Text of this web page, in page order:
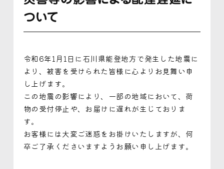
ついて
令和6年1月1日に石川県能登地方で発生した地震に
より、被害を受けられた皆様に心よりお見舞い申
し上げます。
この地震の影響により、一部の地域において、荷
物の受付停止や、お届けに遅れが生じておりま
す。
お客様には大変ご迷惑をお掛けいたしますが、何
卒ご了承くださいますようお願い申し上げます。